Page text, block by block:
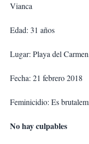
Vianca
Edad: 31 años
Lugar: Playa del
Fecha: 21 febrero 2018
Feminicidio: Es
No hay culpables